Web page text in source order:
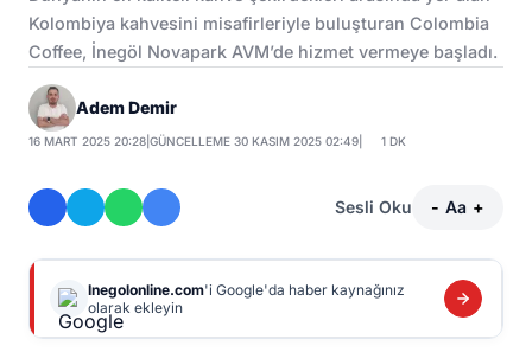
Kolombiya kahvesini misafirleriyle buluşturan Colombia
Coffee, İnegöl Novapark AVM’de hizmet vermeye başladı.
Adem Demir
16 MART 2025 20:28 |GÜNCELLEME 30 KASIM 2025 02:49 1 DK
Sesli Oku - Aa +
Inegolonline.com'i Google'da haber kaynağınız
olarak ekleyin